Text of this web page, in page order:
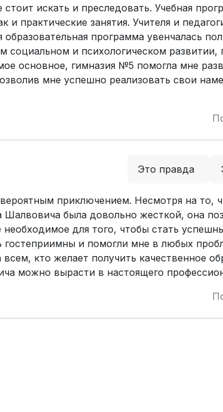
искать и преследовать. Учебная
и практические занятия. Учителя и
программа увенчалась
социальном и психологическом развитии,
основное, гимназия №5 помогла мне
мне успешно реализовать свои
Это правда
приключением. Несмотря на то,
была довольно жесткой, она
необходимое для того, чтобы стать
и помогли мне в любых
кто желает получить качественное
можно вырасти в настоящего